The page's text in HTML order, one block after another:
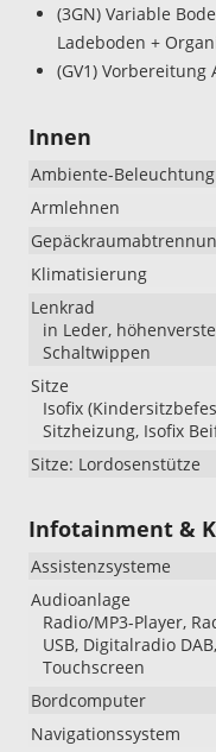
(3GN) Variable
Ladeboden +
(GV1) Vorbereitung
Innen
Ambiente-Beleuchtung
Armlehnen
Klimatisierung
Lenkrad
in Leder,
Schaltwippen
Sitze
Isofix
Sitzheizung, Isofix
Sitze: Lordosenstütze
Infotainment &
Assistenzsysteme
Audioanlage
Radio/MP3-Player,
USB, Digitalradio
Touchscreen
Bordcomputer
Navigationssystem